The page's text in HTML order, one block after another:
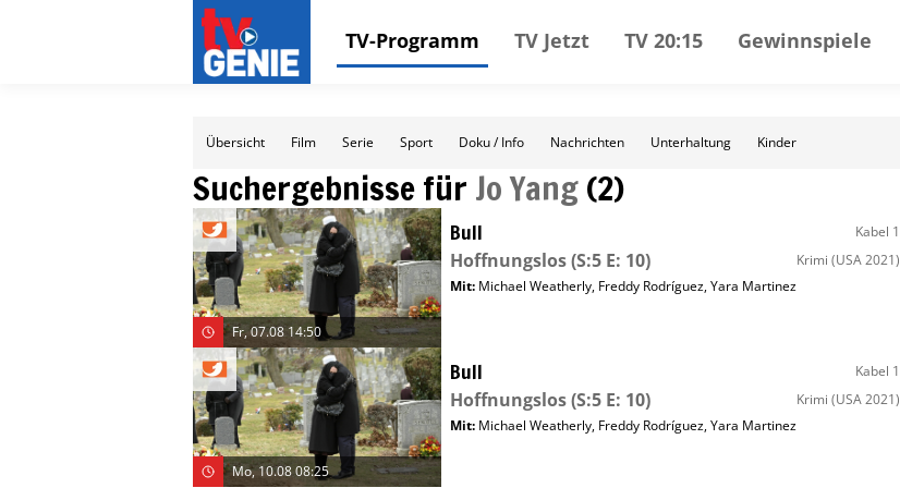
TV-Programm TV Jetzt TV 20:15 Gewinnspiele
Übersicht Film Serie Sport Doku / Info Nachrichten Unterhaltung Kinder
Suchergebnisse für Jo Yang(2)
Fr, 07.08 14:50
Bull Kabel 1
Hoffnungslos(S:5 E: 10) Krimi (USA 2021)
Mit: Michael Weatherly, Freddy Rodríguez,Yara Martinez
Mo, 10.08 08:25
Bull Kabel 1
Hoffnungslos(S:5 E: 10) Krimi (USA 2021)
Mit: Michael Weatherly, Freddy Rodríguez,Yara Martinez